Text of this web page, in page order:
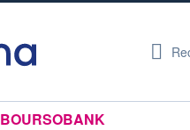
BOURSOBANK